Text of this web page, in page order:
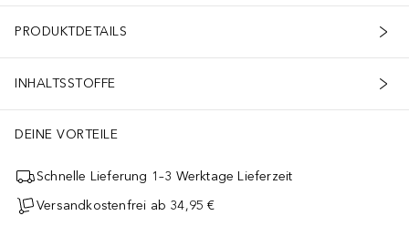
PRODUKTDETAILS
INHALTSSTOFFE
DEINE VORTEILE
Schnelle Lieferung 1–3 Werktage Lieferzeit
Versandkostenfrei ab 34,95 €